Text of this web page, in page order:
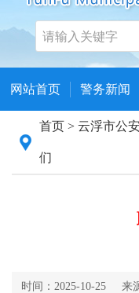
网站首页 警务新闻
首页 > 云浮市公
们
时间：2025-10-25 来